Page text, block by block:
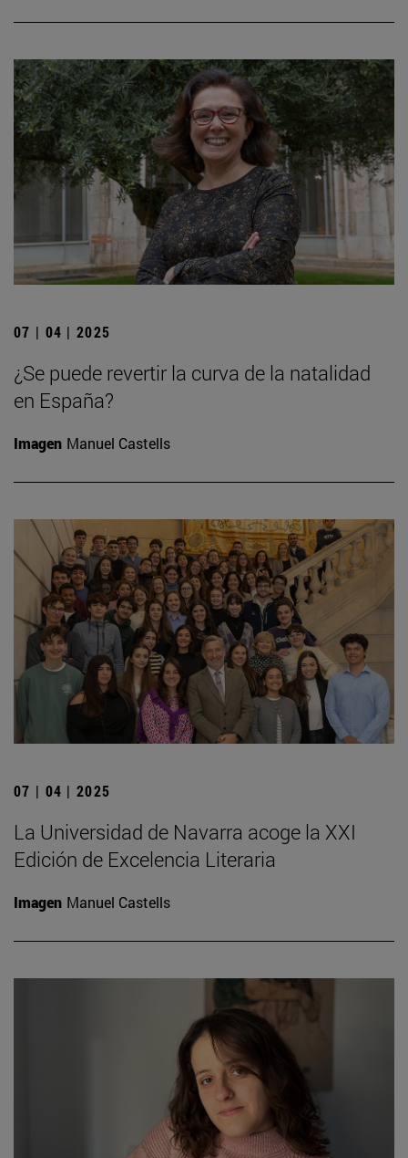
07 | 04 | 2025
¿Se puede revertir la curva de la natalidad
en España?
Imagen Manuel Castells
07 | 04 | 2025
La Universidad de Navarra acoge la XXI
Edición de Excelencia Literaria
Imagen Manuel Castells